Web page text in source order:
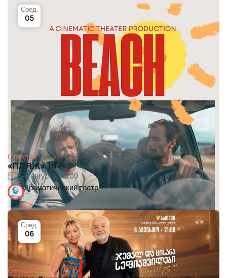
Сегодня
«ПЛЯЖ» 14+
5-6 августа, 19:00
Сред.
05
Драматический театр
Сегодня
Сред.
06